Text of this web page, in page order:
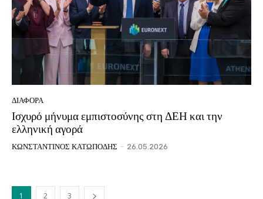
ΔΙΑΦΟΡΑ
Ισχυρό μήνυμα εμπιστοσύνης στη ΔΕΗ και την
ελληνική αγορά
ΚΩΝΣΤΑΝΤΙΝΟΣ ΚΑΤΩΠΟΔΗΣ - 26.05.2026
1 2 3